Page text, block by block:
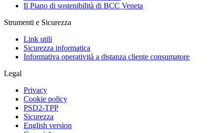
Il Piano di sostenibilità di BCC Veneta
Strumenti e Sicurezza
Link utili
Sicurezza informatica
Informativa operatività a distanza cliente consumatore
Legal
Privacy
Cookie policy
PSD2-TPP
Sicurezza
English version